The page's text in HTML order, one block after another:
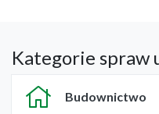
Kategorie spraw
Budownictwo